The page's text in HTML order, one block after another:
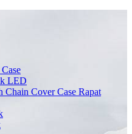
LED
Chain Cover Case Rapat